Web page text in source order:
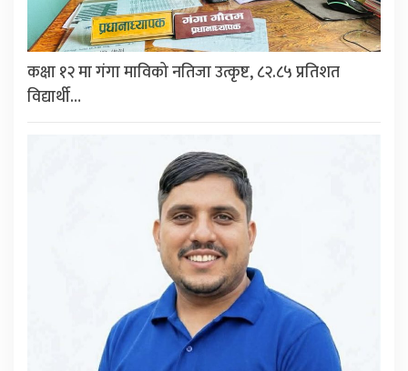
कक्षा १२ मा गंगा माविको नतिजा उत्कृष्ट, ८२.८५ प्रतिशत
विद्यार्थी…